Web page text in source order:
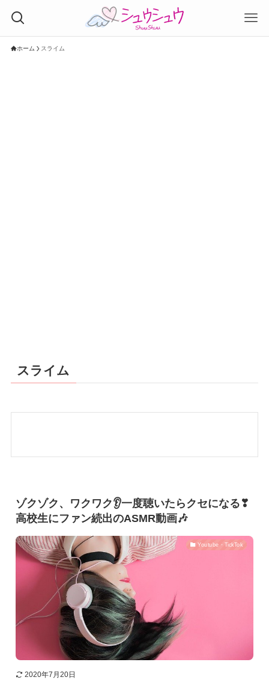
ホーム スライム
スライム
ゾクゾク、ワクワク👂一度聴いたらクセになる❣
高校生にファン続出のASMR動画🎶
Youtube・TickTok
2020年7月20日